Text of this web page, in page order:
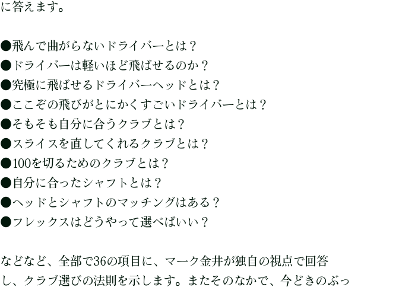
に答えます。
●飛んで曲がらないドライバーとは？
● ドライバーは軽いほど飛ばせるのか？
●究極に飛ばせるドライバーヘッドとは？
● ここぞの飛びがとにかくすごいドライバーとは？
●そもそも自分に合うクラブとは？
● スライスを直してくれるクラブとは？
● 100を切るためのクラブとは？
● 自分に合ったシャフトとは？
●ヘッドとシャフトのマッチングはある？
● フレックスはどうやって選べばいい？
などなど、全部で36の項目に、マーク金井が独自の視点で回答
し、クラブ選びの法則を示します。またそのなかで、今どきのぶっ